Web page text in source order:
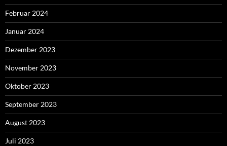
Februar 2024
Januar 2024
Dezember 2023
November 2023
Oktober 2023
September 2023
August 2023
Juli 2023